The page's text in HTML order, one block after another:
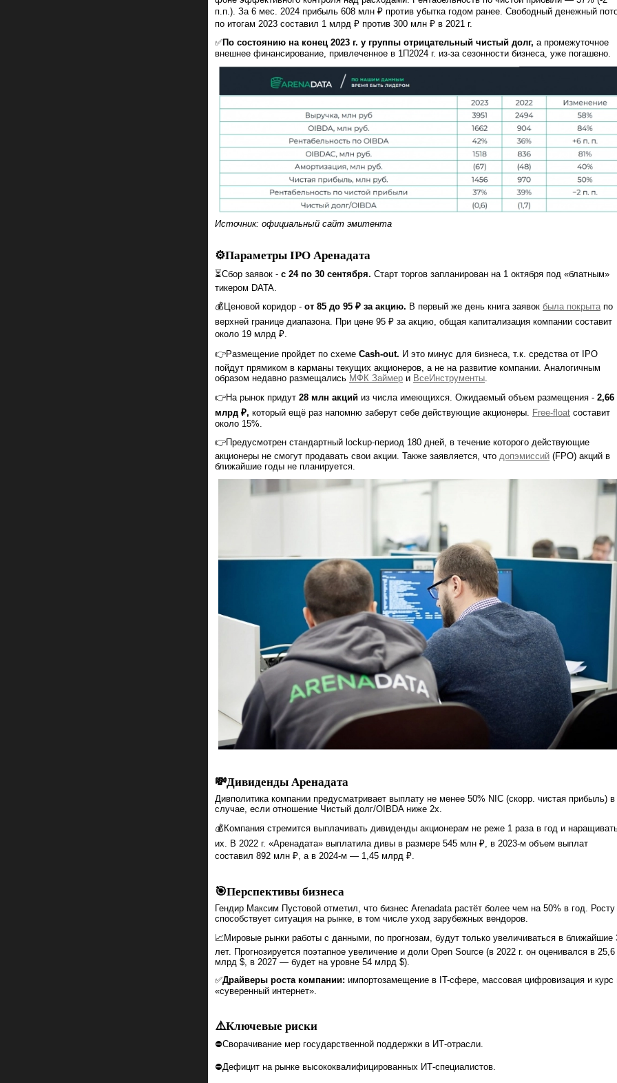
п.п.). За 6 мес. 2024 прибыль 608 млн ₽ против убытка годом ранее. Свободный денежный
по итогам 2023 составил 1 млрд ₽ против 300 млн ₽ в 2021 г.
✅По состоянию на конец 2023 г. у группы отрицательный чистый долг, а промежуточное
внешнее финансирование, привлеченное в 1П2024 г. из-за сезонности бизнеса, уже погашено.
Источник: официальный сайт эмитента
⚙️Параметры IPO Аренадата
⏳Сбор заявок - с 24 по 30 сентября. Старт торгов запланирован на 1 октября под «блатным»
тикером DATA.
💰Ценовой коридор - от 85 до 95 ₽ за акцию. В первый же день книга заявок была покрытапо
верхней границе диапазона. При цене 95 ₽ за акцию, общая капитализация компании составит
около 19 млрд ₽.
👉Размещение пройдет по схеме Cash-out. И это минус для бизнеса, т.к. средства от IPO
пойдут прямиком в карманы текущих акционеров, а не на развитие компании. Аналогичным
образом недавно размещались МФК Займер и ВсеИнструменты
👉На рынок придут 28 млн акций из числа имеющихся. Ожидаемый объем размещения - 2,66
млрд ₽, который ещё раз напомню заберут себе действующие акционеры. Free-float составит
около 15%.
👉Предусмотрен стандартный lockup-период 180 дней, в течение которого действующие
акционеры не смогут продавать свои акции. Также заявляется, что допэмиссий (FPO) акций в
ближайшие годы не планируется.
💸Дивиденды Аренадата
Дивполитика компании предусматривает выплату не менее 50% NIC (скорр. чистая прибыль) в
случае, если отношение Чистый долг/OIBDA ниже 2х.
💰Компания стремится выплачивать дивиденды акционерам не реже 1 раза в год и
их. В 2022 г. «Аренадата» выплатила дивы в размере 545 млн ₽, в 2023-м объем выплат
составил 892 млн ₽, а в 2024-м — 1,45 млрд ₽.
🎯Перспективы бизнеса
Гендир Максим Пустовой отметил, что бизнес Arenadata растёт более чем на 50% в год. Росту
способствует ситуация на рынке, в том числе уход зарубежных вендоров.
📈Мировые рынки работы с данными, по прогнозам, будут только увеличиваться в ближайшие
лет. Прогнозируется поэтапное увеличение и доли Open Source (в 2022 г. он оценивался в 25,6
млрд $, в 2027 — будет на уровне 54 млрд $).
✅Драйверы роста компании: импортозамещение в IT-сфере, массовая цифровизация и курс
«суверенный интернет».
⚠️Ключевые риски
⛔Сворачивание мер государственной поддержки в ИТ-отрасли.
⛔Дефицит на рынке высококвалифицированных ИТ-специалистов.